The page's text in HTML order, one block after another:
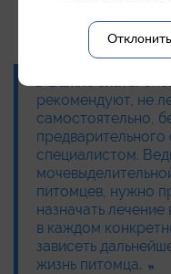
Амилоидоз почек.
Новообразования
Важно знать!
рекомендуют, не
самостоятельно,
специалистом.
питомцев, нужно
назначать
в каждом
зависеть
жизнь питомца.
Отклонить